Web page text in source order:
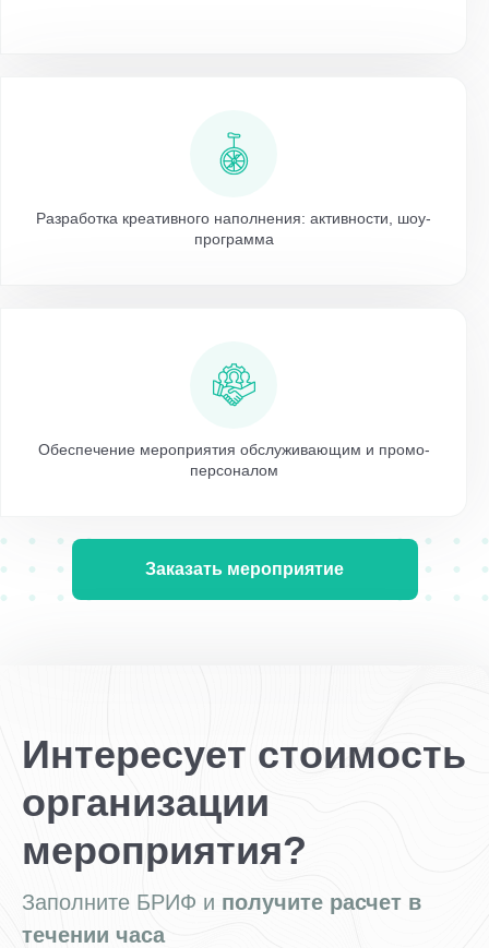
Разработка креативного наполнения: активности, шоу-
программа
Обеспечение мероприятия обслуживающим и промо-
персоналом
Заказать мероприятие
Интересует стоимость
организации
мероприятия?
Заполните БРИФ и получите расчет в
течении часа